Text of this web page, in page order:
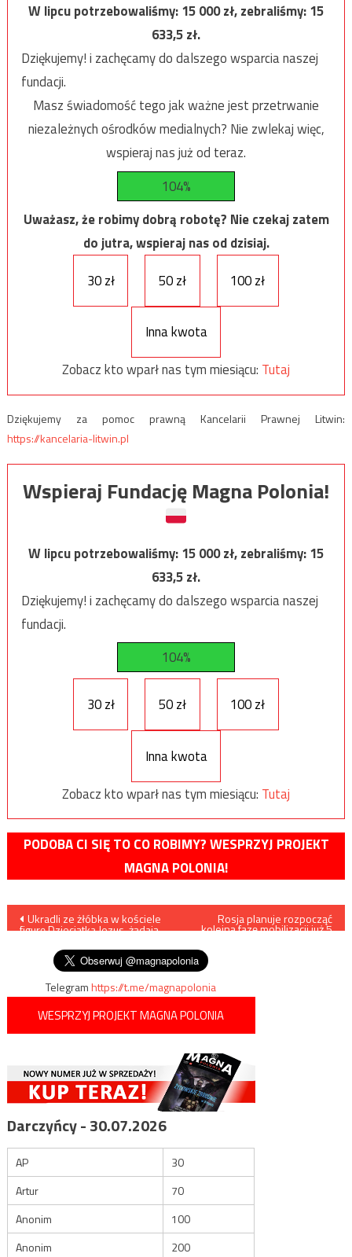
W lipcu potrzebowaliśmy:15 000zł, zebraliśmy:15
633,5zł.
Dziękujemy! i zachęcamy do dalszego wsparcia naszej
fundacji.
Masz świadomość tego jak ważne jest przetrwanie
niezależnych ośrodków medialnych? Nie zwlekaj więc,
wspieraj nas już od teraz.
104%
Uważasz, że robimy dobrą robotę? Nie czekaj zatem
do jutra, wspieraj nas od dzisiaj.
30 zł
50 zł 100 zł
Inna kwota
Zobacz kto wparł nas tym miesiącu: Tutaj
Dziękujemy za pomoc prawną Kancelarii Prawnej Litwin:
https://kancelaria-litwin.pl
Wspieraj Fundację Magna Polonia!
W lipcu potrzebowaliśmy:15 000zł, zebraliśmy:15
633,5zł.
Dziękujemy! i zachęcamy do dalszego wsparcia naszej
fundacji.
104%
30 zł 50 zł 100 zł
Inna kwota
Zobacz kto wparł nas tym miesiącu: Tutaj
PODOBA CI SIĘ TO CO ROBIMY? WESPRZYJ PROJEKT
MAGNA POLONIA!
Nawigacja
wpisu
Ukradli ze żłóbka w kościele
figurę Dzieciątka Jezus, żądają
Rosja planuje rozpocząć
kolejną fazę mobilizacji już 5
Telegramhttps://t.me/magnapolonia
WESPRZYJ PROJEKT MAGNA POLONIA
Darczyńcy - 30.07.2026
AP
30
Artur
70
Anonim
100
Anonim
200